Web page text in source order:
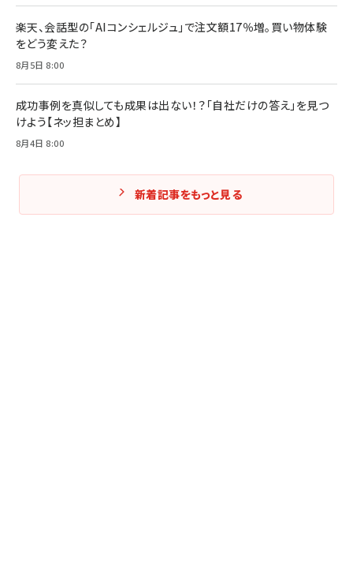
楽天、会話型の「AIコンシェルジュ」で注文額17％増。買い物体験
をどう変えた？
8月5日 8:00
成功事例を真似しても成果は出ない！？「自社だけの答え」を見つ
けよう【ネッ担まとめ】
8月4日 8:00
新着記事をもっと見る